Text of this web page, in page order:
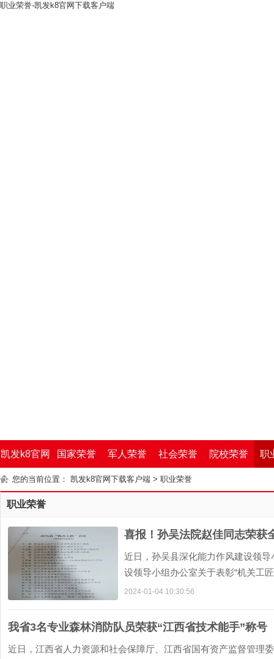
职业荣誉-凯发k8官网下载客户端
凯发k8官网
下载客户端
国家荣誉 军人荣誉 社会荣誉 院校荣誉 职
您的当前位置： 凯发k8官网下载客户端 > 职业荣誉
职业荣誉
喜报！孙吴法院赵佳同志荣获
近日，孙吴县深化能力作风建设领
设领导小组办公室关于表彰“机关工
榜！赵佳，女，蒙古族
2024-01-04 10:30:56
我省3名专业森林消防队员荣获“江西省技术能手”称号
近日，江西省人力资源和社会保障厅、江西省国有资产监督管理